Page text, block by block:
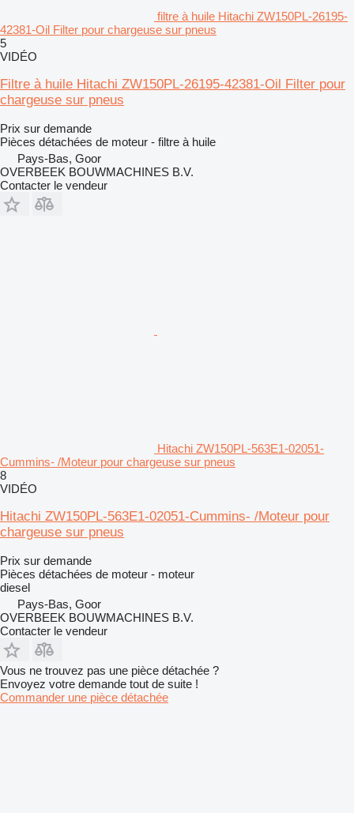
filtre à huile Hitachi ZW150PL-26195-
42381-Oil Filter pour chargeuse sur pneus
5
VIDÉO
Filtre à huile Hitachi ZW150PL-26195-42381-Oil Filter pour
chargeuse sur pneus
Prix sur demande
Pièces détachées de moteur - filtre à huile
Pays-Bas, Goor
OVERBEEK BOUWMACHINES B.V.
Contacter le vendeur
Hitachi ZW150PL-563E1-02051-
Cummins- /Moteur pour chargeuse sur pneus
8
VIDÉO
Hitachi ZW150PL-563E1-02051-Cummins- /Moteur pour
chargeuse sur pneus
Prix sur demande
Pièces détachées de moteur - moteur
diesel
Pays-Bas, Goor
OVERBEEK BOUWMACHINES B.V.
Contacter le vendeur
Vous ne trouvez pas une pièce détachée ?
Envoyez votre demande tout de suite !
Commander une pièce détachée